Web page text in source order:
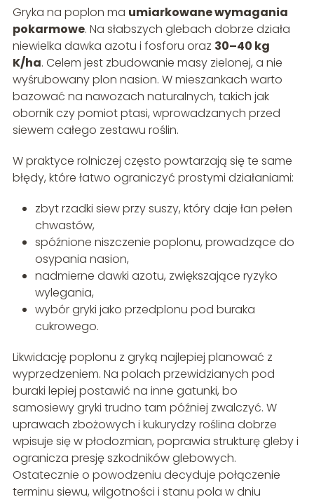
Gryka na poplon ma umiarkowane wymagania
pokarmowe. Na słabszych glebach dobrze działa
niewielka dawka azotu i fosforu oraz 30–40 kg
K/ha. Celem jest zbudowanie masy zielonej, a nie
wyśrubowany plon nasion. W mieszankach warto
bazować na nawozach naturalnych, takich jak
obornik czy pomiot ptasi, wprowadzanych przed
siewem całego zestawu roślin.
W praktyce rolniczej często powtarzają się te same
błędy, które łatwo ograniczyć prostymi działaniami:
zbyt rzadki siew przy suszy, który daje łan pełen
chwastów,
spóźnione niszczenie poplonu, prowadzące do
osypania nasion,
nadmierne dawki azotu, zwiększające ryzyko
wylegania,
wybór gryki jako przedplonu pod buraka
cukrowego.
Likwidację poplonu z gryką najlepiej planować z
wyprzedzeniem. Na polach przewidzianych pod
buraki lepiej postawić na inne gatunki, bo
samosiewy gryki trudno tam później zwalczyć. W
uprawach zbożowych i kukurydzy roślina dobrze
wpisuje się w płodozmian, poprawia strukturę gleby i
ogranicza presję szkodników glebowych.
Ostatecznie o powodzeniu decyduje połączenie
terminu siewu, wilgotności i stanu pola w dniu